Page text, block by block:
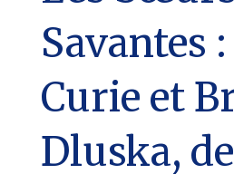
Savantes
Curie et
Dluska,